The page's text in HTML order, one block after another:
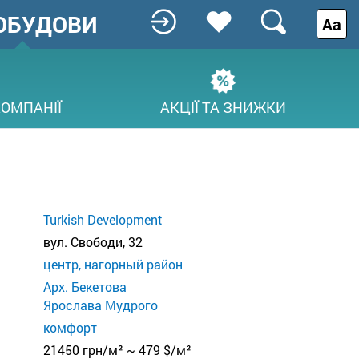
АКЦІЇ ТА ЗНИЖКИ
Аа
Turkish Development
вул. Свободи, 32
центр, нагорный район
Арх. Бекетова
Ярослава Мудрого
комфорт
21450 грн/м² ~ 479 $/м²